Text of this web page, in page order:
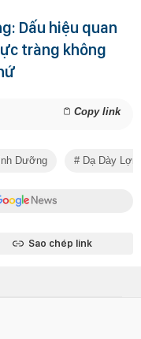
Dấu hiệu quan
tràng không
Copy link
Dưỡng Dạ Dày Lợn
Sao chép link